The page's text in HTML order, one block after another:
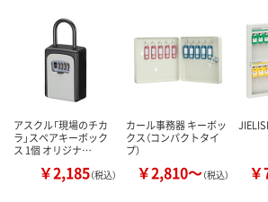
アスクル「現場のチカ
ラ」スペアキーボック
ス 1個 オリジナ…
￥2,185（税込）
カール事務器 キーボッ
クス（コンパクトタイ
プ）
￥2,810～（税込）